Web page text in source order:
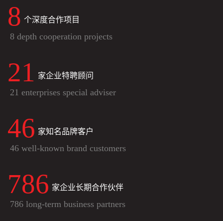
8 个深度合作项目
8 depth cooperation projects
21 家企业特聘顾问
21 enterprises special adviser
46 家知名品牌客户
46 well-known brand customers
786 家企业长期合作伙伴
786 long-term business partners